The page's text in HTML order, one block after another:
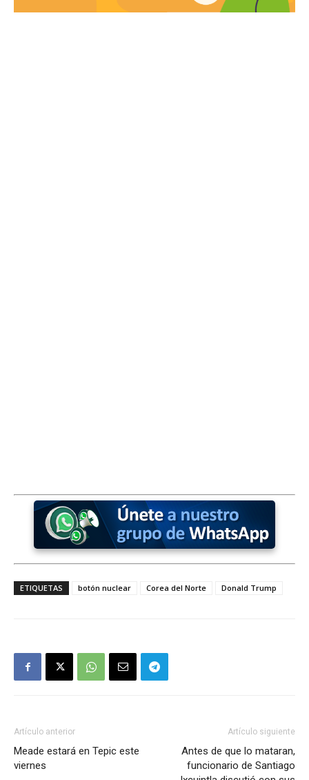
ETIQUETAS botón nuclear Corea del Norte Donald Trump
Artículo anterior
Meade estará en Tepic este
viernes
Artículo siguiente
Antes de que lo mataran,
funcionario de Santiago